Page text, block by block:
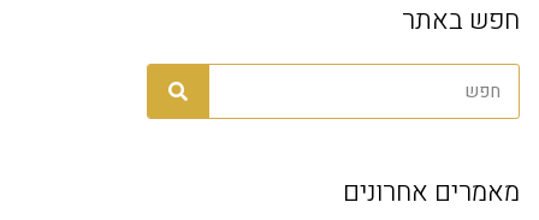
חפש באתר
מאמרים אחרונים